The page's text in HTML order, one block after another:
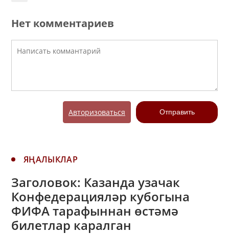
Нет комментариев
Авторизоваться Отправить
ЯҢАЛЫКЛАР
Заголовок: Казанда узачак
Конфедерацияләр кубогына
ФИФА тарафыннан өстәмә
билетлар каралган